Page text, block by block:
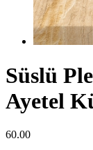
Süslü
Ayetel
60.00